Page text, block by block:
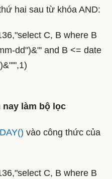
hai sau từ khóa AND:
C, B where B
dd")&"' and B <= date
làm bộ lọc
vào công thức của
C, B where B